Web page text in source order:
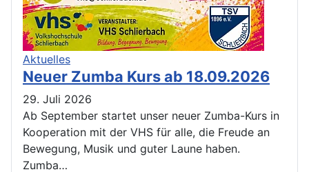
Aktuelles
Neuer Zumba Kurs ab 18.09.2026
29. Juli 2026
Ab September startet unser neuer Zumba-Kurs in
Kooperation mit der VHS für alle, die Freude an
Bewegung, Musik und guter Laune haben.
Zumba…